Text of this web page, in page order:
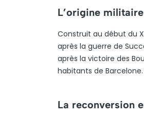
L’origine militaire
Construit au début du
après la guerre de
après la victoire des
habitants de Barcelone.
La reconversion